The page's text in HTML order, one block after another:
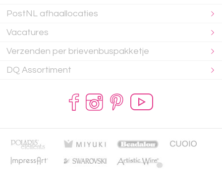
PostNL afhaallocaties
Vacatures
Verzenden per brievenbuspakketje
DQ Assortiment